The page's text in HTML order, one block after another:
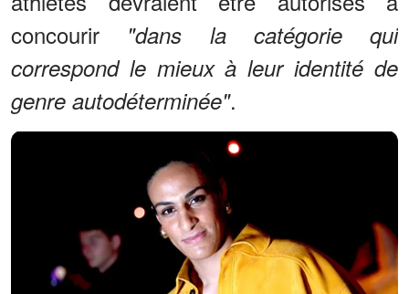
concourir "dans la catégorie qui
correspond le mieux à leur identité de
genre autodéterminée".